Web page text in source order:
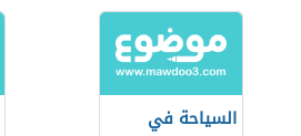
السياحة في